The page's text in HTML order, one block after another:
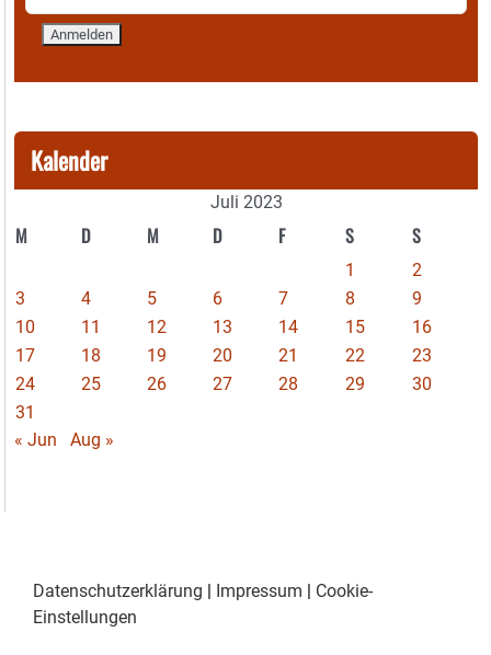
Kalender
Juli 2023
M D M D F S S
1
2
3
4 5 6 7 8
9
10
11 12 13 14 15
16
17
18 19 20 21 22
23
24
25 26 27 28 29
30
31
« Jun
Aug »
Datenschutzerklärung Impressum
Cookie-
Einstellungen